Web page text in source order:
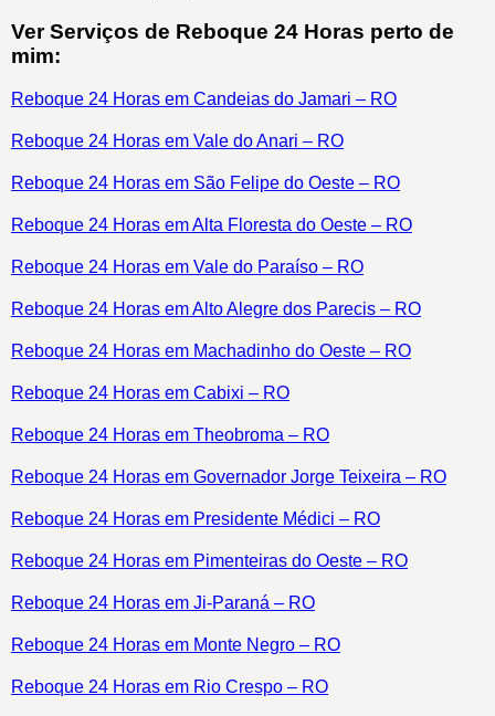
Ver Serviços de Reboque 24 Horas perto de
mim:
Reboque 24 Horas em Candeias do Jamari – RO
Reboque 24 Horas em Vale do Anari – RO
Reboque 24 Horas em São Felipe do Oeste – RO
Reboque 24 Horas em Alta Floresta do Oeste – RO
Reboque 24 Horas em Vale do Paraíso – RO
Reboque 24 Horas em Alto Alegre dos Parecis – RO
Reboque 24 Horas em Machadinho do Oeste – RO
Reboque 24 Horas em Cabixi – RO
Reboque 24 Horas em Theobroma – RO
Reboque 24 Horas em Governador Jorge Teixeira – RO
Reboque 24 Horas em Presidente Médici – RO
Reboque 24 Horas em Pimenteiras do Oeste – RO
Reboque 24 Horas em Ji-Paraná – RO
Reboque 24 Horas em Monte Negro – RO
Reboque 24 Horas em Rio Crespo – RO